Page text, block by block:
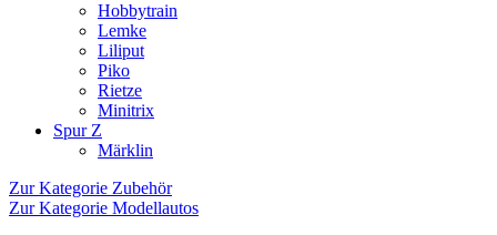
Hobbytrain
Lemke
Liliput
Piko
Rietze
Minitrix
Spur Z
Märklin
Zur Kategorie Zubehör
Zur Kategorie Modellautos